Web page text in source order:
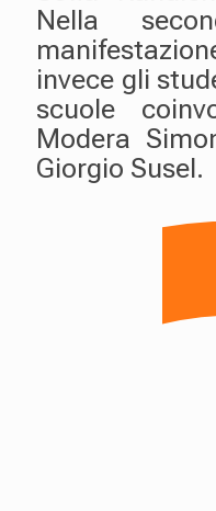
Nella
invece gli
scuole
Modera
Giorgio Susel.